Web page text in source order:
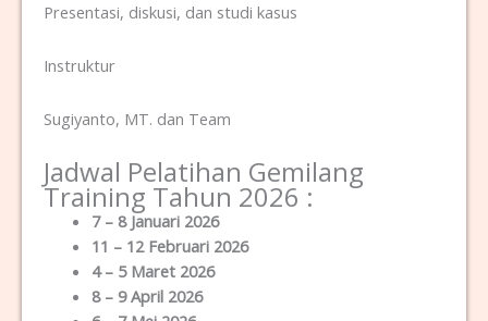
Presentasi, diskusi, dan studi kasus
Instruktur
Sugiyanto, MT. dan Team
Jadwal Pelatihan Gemilang
Training Tahun 2026 :
7 – 8 Januari 2026
11 – 12 Februari 2026
4 – 5 Maret 2026
8 – 9 April 2026